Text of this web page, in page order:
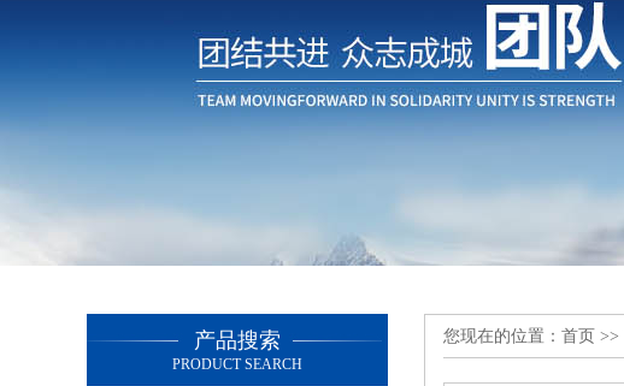
产品搜索
PRODUCT SEARCH
您现在的位置： 首页 >>